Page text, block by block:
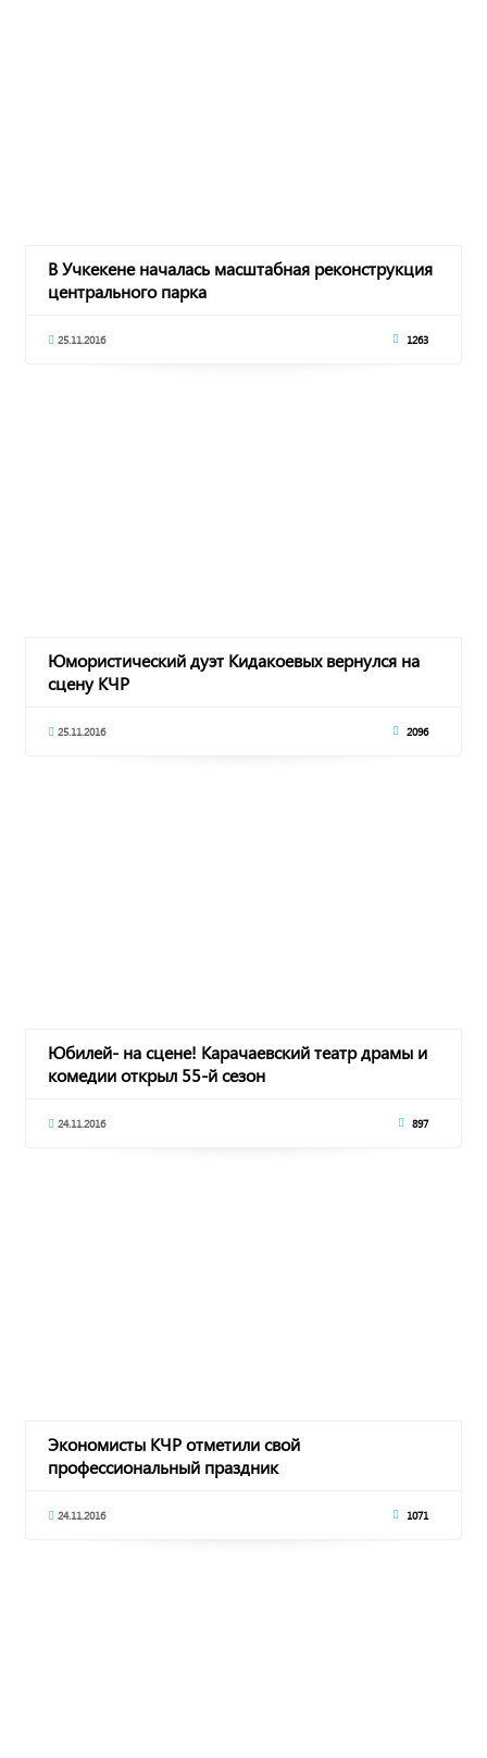
В Учкекене началась масштабная реконструкция
центрального парка
25.11.2016 1263
Юмористический дуэт Кидакоевых вернулся на
сцену КЧР
25.11.2016 2096
Юбилей- на сцене! Карачаевский театр драмы и
комедии открыл 55-й сезон
24.11.2016 897
Экономисты КЧР отметили свой
профессиональный праздник
24.11.2016 1071